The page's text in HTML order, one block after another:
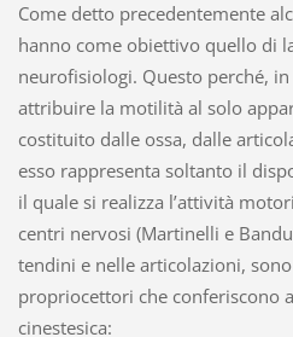
Come detto precedentemente
hanno come obiettivo quello di
neurofisiologi. Questo perché,
attribuire la motilità al solo
costituito dalle ossa, dalle
esso rappresenta soltanto il
il quale si realizza l’attività
centri nervosi (Martinelli e
tendini e nelle articolazioni,
propriocettori che conferiscono
cinestesica: